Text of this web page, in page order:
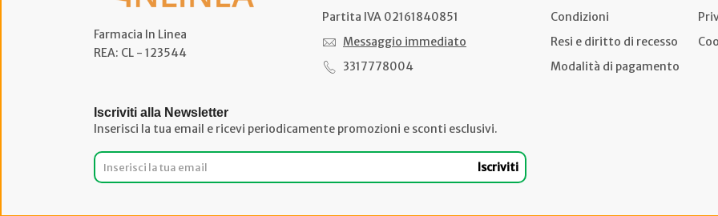
Farmacia In Linea
REA: CL - 123544
Partita IVA 02161840851
Messaggio immediato
3317778004
Condizioni
Resi e diritto di recesso
Modalità di pagamento
Iscriviti alla Newsletter
Inserisci la tua email e ricevi periodicamente promozioni e sconti esclusivi.
Iscriviti